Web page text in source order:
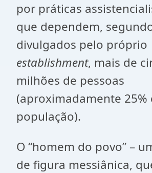
por práticas
que dependem,
divulgados pelo próprio
establishment, mais de
milhões de pessoas
(aproximadamente 25%
população).
O “homem do povo” –
de figura messiânica,